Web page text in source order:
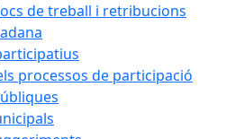
de treball i retribucions
processos de participació